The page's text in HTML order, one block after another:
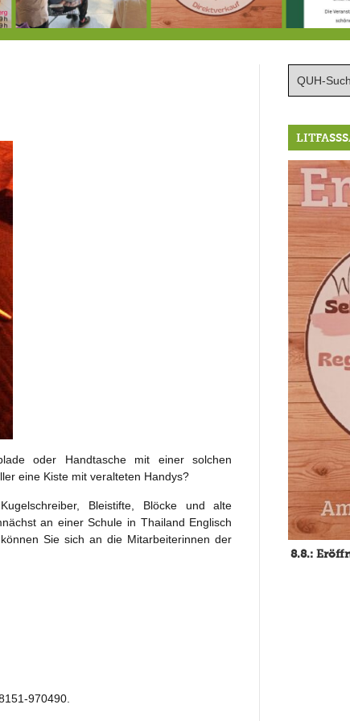
oder Handtasche mit einer solchen
eine Kiste mit veralteten Handys?
Bleistifte, Blöcke und alte
an einer Schule in Thailand Englisch
Sie sich an die Mitarbeiterinnen der
970490.
8.8.: